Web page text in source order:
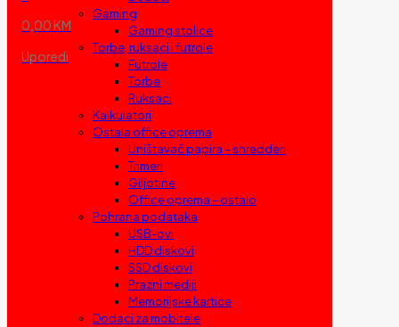
0,00 KM
Uporedi
Gaming
Gaming stolice
Torbe, ruksaci i futrole
Futrole
Torbe
Ruksaci
Kalkulatori
Ostala office oprema
Uništavač papira – shredderi
Trimeri
Giljotine
Office oprema – ostalo
Pohrana podataka
USB-ovi
HDD diskovi
SSD diskovi
Prazni mediji
Memorijske kartice
Dodaci za mobitele